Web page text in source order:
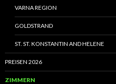
VARNA REGION
GOLDSTRAND
ST. ST. KONSTANTIN AND HELENE
PREISEN 2026
ZIMMERN